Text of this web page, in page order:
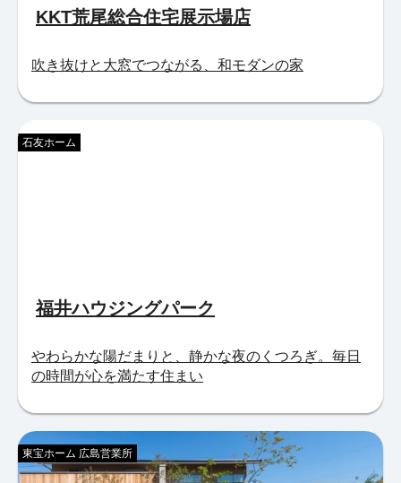
KKT荒尾総合住宅展示場店
吹き抜けと大窓でつながる、和モダンの家
福井ハウジングパーク
石友ホーム
やわらかな陽だまりと、静かな夜のくつろぎ。毎日
の時間が心を満たす住まい
東宝ホーム 広島営業所